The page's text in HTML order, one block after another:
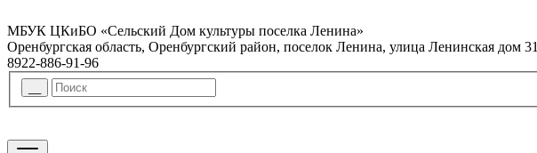
МБУК ЦКиБО «Сельский Дом культуры поселка Ленина»
Оренбургская область, Оренбургский район, поселок Ленина, улица Ленинская дом 31
8922-886-91-96